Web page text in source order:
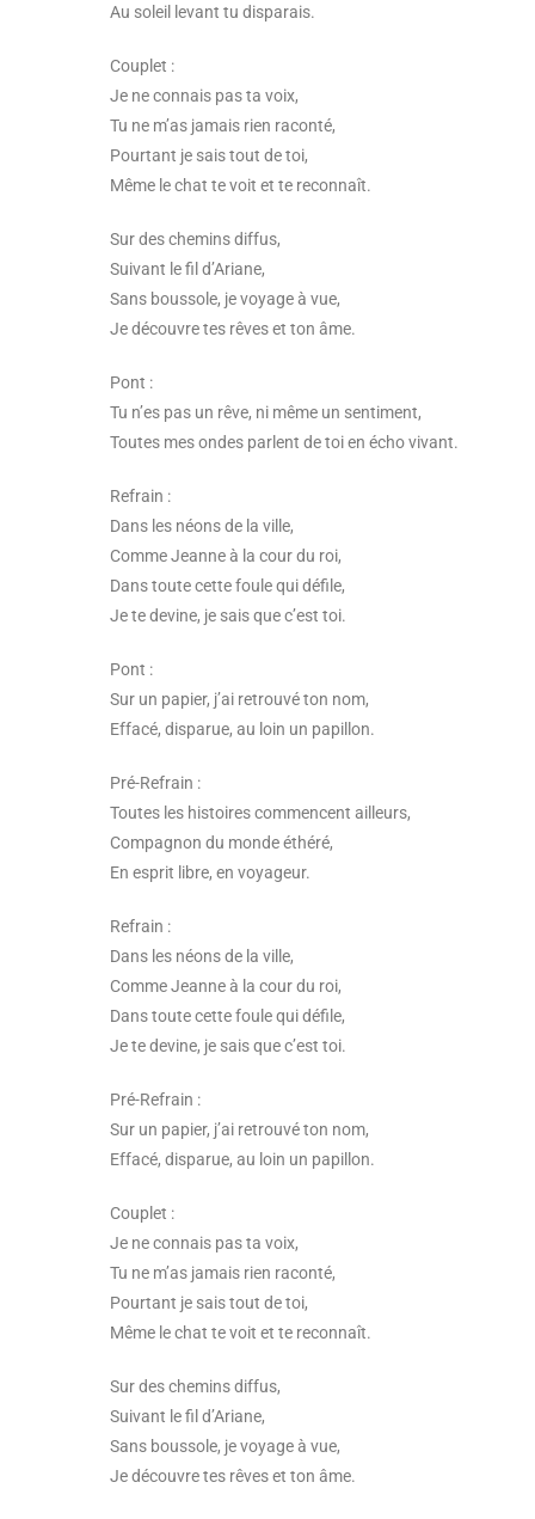
Au soleil levant tu disparais.
Couplet :
Je ne connais pas ta voix,
Tu ne m’as jamais rien raconté,
Pourtant je sais tout de toi,
Même le chat te voit et te reconnaît.
Sur des chemins diffus,
Suivant le fil d’Ariane,
Sans boussole, je voyage à vue,
Je découvre tes rêves et ton âme.
Pont :
Tu n’es pas un rêve, ni même un sentiment,
Toutes mes ondes parlent de toi en écho vivant.
Refrain :
Dans les néons de la ville,
Comme Jeanne à la cour du roi,
Dans toute cette foule qui défile,
Je te devine, je sais que c’est toi.
Pont :
Sur un papier, j’ai retrouvé ton nom,
Effacé, disparue, au loin un papillon.
Pré-Refrain :
Toutes les histoires commencent ailleurs,
Compagnon du monde éthéré,
En esprit libre, en voyageur.
Refrain :
Dans les néons de la ville,
Comme Jeanne à la cour du roi,
Dans toute cette foule qui défile,
Je te devine, je sais que c’est toi.
Pré-Refrain :
Sur un papier, j’ai retrouvé ton nom,
Effacé, disparue, au loin un papillon.
Couplet :
Je ne connais pas ta voix,
Tu ne m’as jamais rien raconté,
Pourtant je sais tout de toi,
Même le chat te voit et te reconnaît.
Sur des chemins diffus,
Suivant le fil d’Ariane,
Sans boussole, je voyage à vue,
Je découvre tes rêves et ton âme.